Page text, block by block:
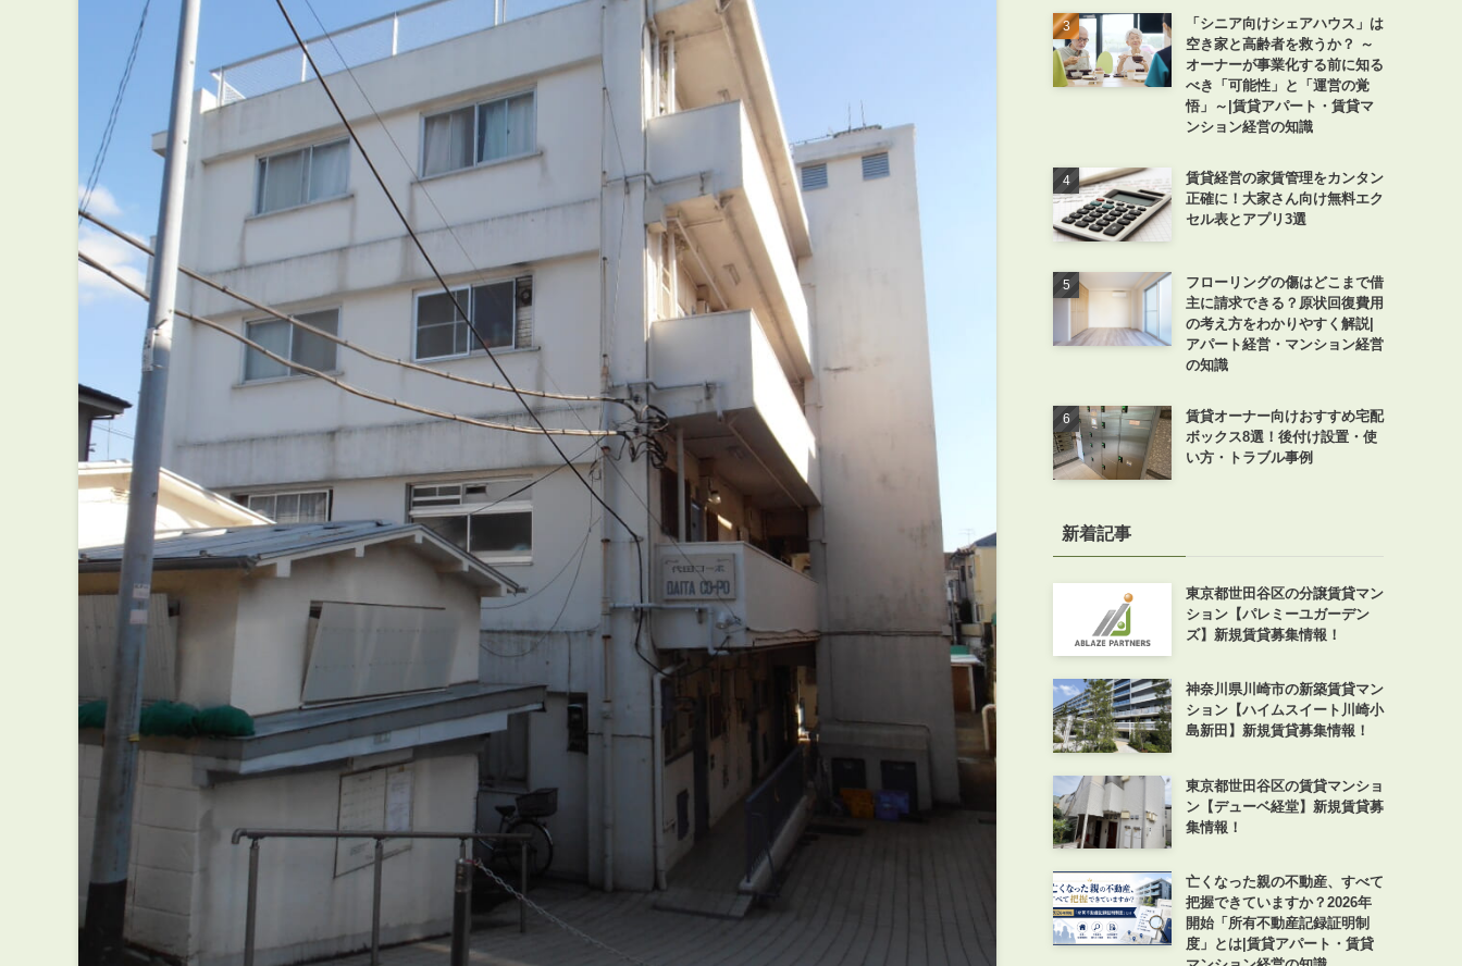
「シニア向けシェアハウス」は
空き家と高齢者を救うか？ ～
オーナーが事業化する前に知る
べき「可能性」と「運営の覚
悟」～|賃貸アパート・賃貸マ
ンション経営の知識
賃貸経営の家賃管理をカンタン
正確に！大家さん向け無料エク
セル表とアプリ3選
フローリングの傷はどこまで借
主に請求できる？原状回復費用
の考え方をわかりやすく解説|
アパート経営・マンション経営
の知識
賃貸オーナー向けおすすめ宅配
ボックス8選！後付け設置・使
い方・トラブル事例
新着記事
東京都世田谷区の分譲賃貸マン
ション【パレミーユガーデン
ズ】新規賃貸募集情報！
神奈川県川崎市の新築賃貸マン
ション【ハイムスイート川崎小
島新田】新規賃貸募集情報！
東京都世田谷区の賃貸マンショ
ン【デューベ経堂】新規賃貸募
集情報！
亡くなった親の不動産、すべて
把握できていますか？2026年
開始「所有不動産記録証明制
度」とは|賃貸アパート・賃貸